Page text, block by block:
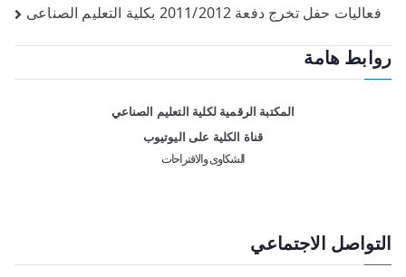
فعاليات حفل تخرج دفعة 2011/2012 بكلية التعليم الصناعى
روابط هامة
المكتبة الرقمية لكلية التعليم الصناعي
قناة الكلية على اليوتيوب
الشكاوى والاقتراحات
التواصل الاجتماعي